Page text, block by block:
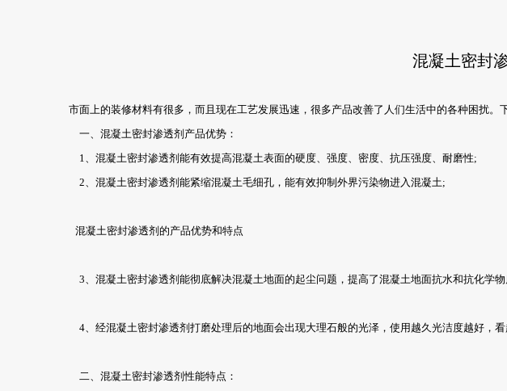
混凝土密封
市面上的装修材料有很多，而且现在工艺发展迅速，很多产品改善了人们生活中的各种困扰。
一、混凝土密封渗透剂产品优势：
1、混凝土密封渗透剂能有效提高混凝土表面的硬度、强度、密度、抗压强度、耐磨性;
2、混凝土密封渗透剂能紧缩混凝土毛细孔，能有效抑制外界污染物进入混凝土;
混凝土密封渗透剂的产品优势和特点
3、混凝土密封渗透剂能彻底解决混凝土地面的起尘问题，提高了混凝土地面抗水和抗化学物
4、经混凝土密封渗透剂打磨处理后的地面会出现大理石般的光泽，使用越久光洁度越好，看
二、混凝土密封渗透剂性能特点：